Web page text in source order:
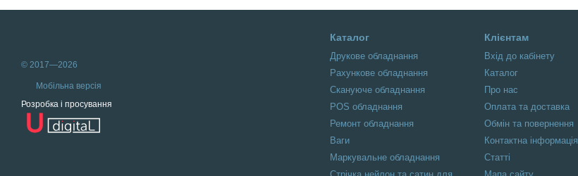
© 2017—2026
Мобільна версія
Розробка і просування
Каталог
Друкове обладнання
Рахункове обладнання
Скануюче обладнання
POS обладнання
Ремонт обладнання
Ваги
Маркувальне обладнання
Клієнтам
Вхід до кабінету
Каталог
Про нас
Оплата та доставка
Обмін та повернення
Контактна інформація
Статті